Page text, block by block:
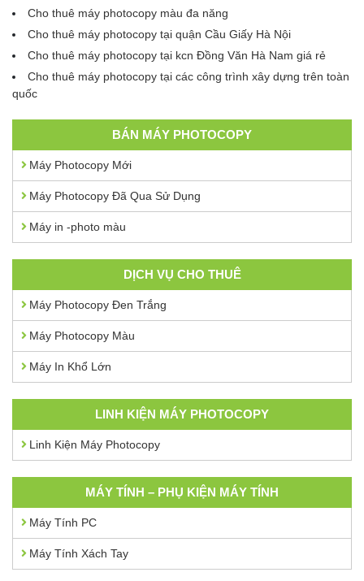
Cho thuê máy photocopy màu đa năng
Cho thuê máy photocopy tại quận Cầu Giấy Hà Nội
Cho thuê máy photocopy tại kcn Đồng Văn Hà Nam giá rẻ
Cho thuê máy photocopy tại các công trình xây dựng trên toàn
quốc
BÁN MÁY PHOTOCOPY
Máy Photocopy Mới
Máy Photocopy Đã Qua Sử Dụng
Máy in -photo màu
DỊCH VỤ CHO THUÊ
Máy Photocopy Đen Trắng
Máy Photocopy Màu
Máy In Khổ Lớn
LINH KIỆN MÁY PHOTOCOPY
Linh Kiện Máy Photocopy
MÁY TÍNH – PHỤ KIỆN MÁY TÍNH
Máy Tính PC
Máy Tính Xách Tay